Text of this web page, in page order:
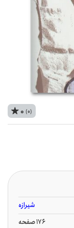
0 (0)
شیرازه
176 صفحه